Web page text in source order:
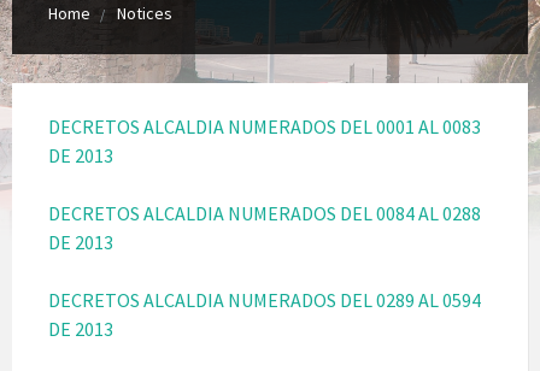
Home Notices
DECRETOS ALCALDIA NUMERADOS DEL 0001 AL 0083
DE 2013
DECRETOS ALCALDIA NUMERADOS DEL 0084 AL 0288
DE 2013
DECRETOS ALCALDIA NUMERADOS DEL 0289 AL 0594
DE 2013